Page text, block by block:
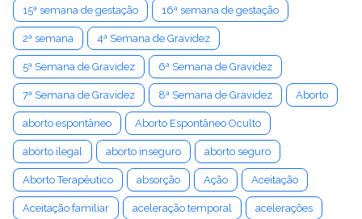
15ª semana de gestação 16ª semana de gestação
2ª semana 4ª Semana de Gravidez
5ª Semana de Gravidez 6ª Semana de Gravidez
7ª Semana de Gravidez 8ª Semana de Gravidez Aborto
aborto espontâneo Aborto Espontâneo Oculto
aborto ilegal aborto inseguro aborto seguro
Aborto Terapêutico absorção Ação Aceitação
Aceitação familiar aceleração temporal acelerações